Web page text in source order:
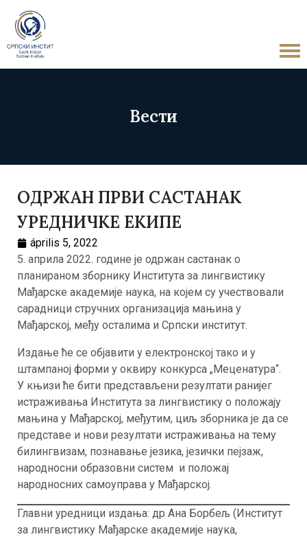
Вести
ОДРЖАН ПРВИ САСТАНАК
УРЕДНИЧКЕ ЕКИПЕ
április 5, 2022
5. априла 2022. године је одржан састанак о
планираном зборнику Института за лингвистику
Мађарске академије наука, на којем су учествовали
сарадници стручних организација мањина у
Мађарској, међу осталима и Српски институт.
Издање ће се објавити у електронској тако и у
штампаној форми у оквиру конкурса „Меценатура“.
У књизи ће бити представљени резултати ранијег
истраживања Института за лингвистику о положају
мањина у Мађарској, међутим, циљ зборника је да се
представе и нови резултати истраживања на тему
билингвизам, познавање језика, језички пејзаж,
народносни образовни систем и положај
народносних самоуправа у Мађарској.
Главни уредници издања: др Ана Борбељ (Институт
за лингвистику Мађарске академије наука,